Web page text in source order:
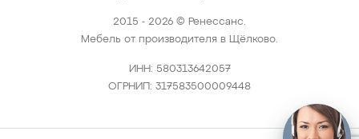
2015 - 2026 © Ренессанс.
Мебель от производителя в Щёлково.
ИНН: 580313642057
ОГРНИП: 317583500009448